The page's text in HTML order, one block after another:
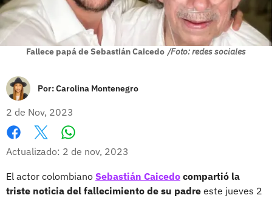
Fallece papá de Sebastián Caicedo /Foto: redes sociales
Por:Carolina Montenegro
2 de Nov, 2023
Facebook
X
Actualizado: 2 de nov, 2023
El actor colombiano Sebastián Caicedo compartió la
triste noticia del fallecimiento de su padre este jueves 2